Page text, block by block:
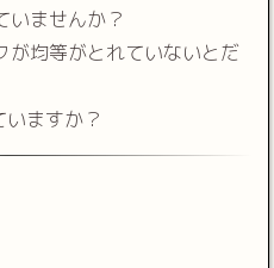
いませんか？
が均等がとれていないとだ
ますか？